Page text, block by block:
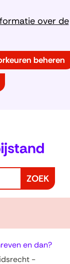
over de
beheren
ZOEK
en dan?
-